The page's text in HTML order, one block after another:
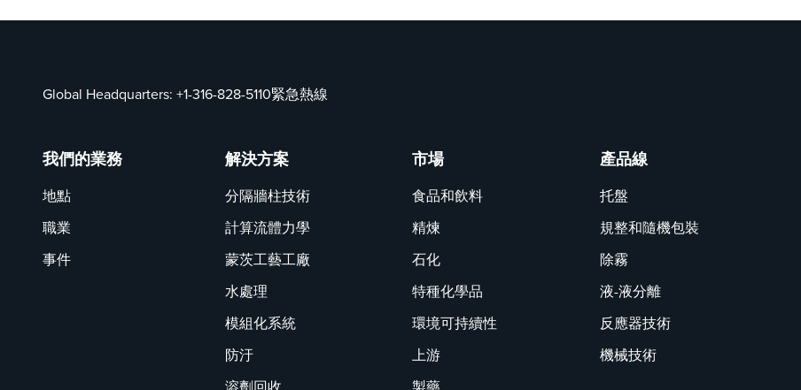
Global Headquarters: +1-316-828-5110緊急熱線
我們的業務
地點
職業
事件
解決方案
分隔牆柱技術
計算流體力學
蒙茨工藝工廠
水處理
模組化系統
防汙
市場
食品和飲料
精煉
石化
特種化學品
環境可持續性
上游
產品線
托盤
規整和隨機包裝
除霧
液-液分離
反應器技術
機械技術